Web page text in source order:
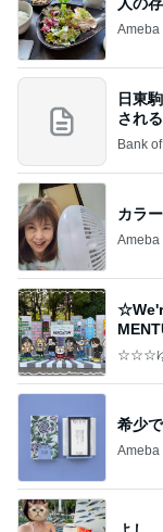
Ameba
日東
され
Bank
カラ
Ameba
☆☆☆
希少
Ameba